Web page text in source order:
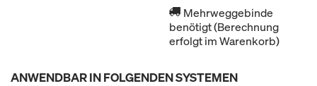
Mehrweggebinde
benötigt (Berechnung
erfolgt im Warenkorb)
ANWENDBAR IN FOLGENDEN SYSTEMEN